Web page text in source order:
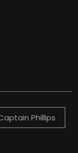
Phillips